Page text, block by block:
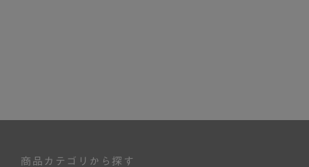
商品カテゴリから探す